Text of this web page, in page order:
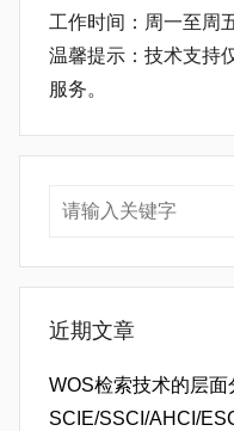
工作时间：周一至周
温馨提示：技术支持
服务。
搜索
近期文章
WOS检索技术的层面
SCIE/SSCI/AHCI/